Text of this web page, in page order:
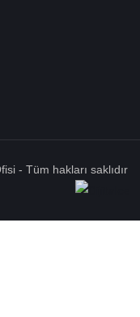
- Tüm hakları saklıdır